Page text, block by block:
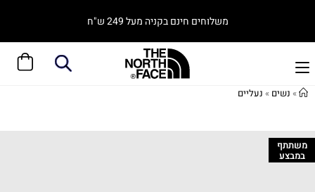
משלוחים חינם בקניה מעל 249 ש"ח
» נשים » נעליים
משתתף
במבצע